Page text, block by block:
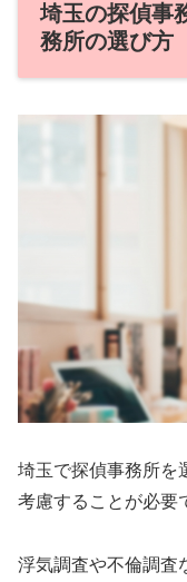
埼玉の探偵事
務所の選び方
埼玉で探偵事務所を
考慮することが必要
浮気調査や不倫調査